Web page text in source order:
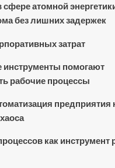
атомной
без лишних задержек
затрат
помогают
рабочие процессы
предприятия
как инструмент